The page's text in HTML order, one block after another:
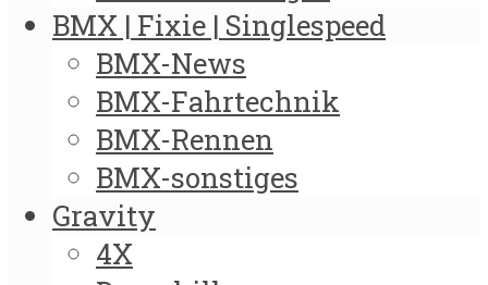
BMX | Fixie | Singlespeed
BMX-News
BMX-Fahrtechnik
BMX-Rennen
BMX-sonstiges
Gravity
4X